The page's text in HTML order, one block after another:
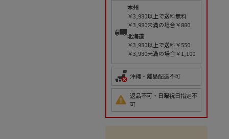
本州
￥3,980以上で送料無料
￥3,980未満の場合￥880
北海道
￥3,980以上で送料￥550
￥3,980未満の場合￥1,100
沖縄・離島配送不可
返品不可・日曜祝日指定不
可